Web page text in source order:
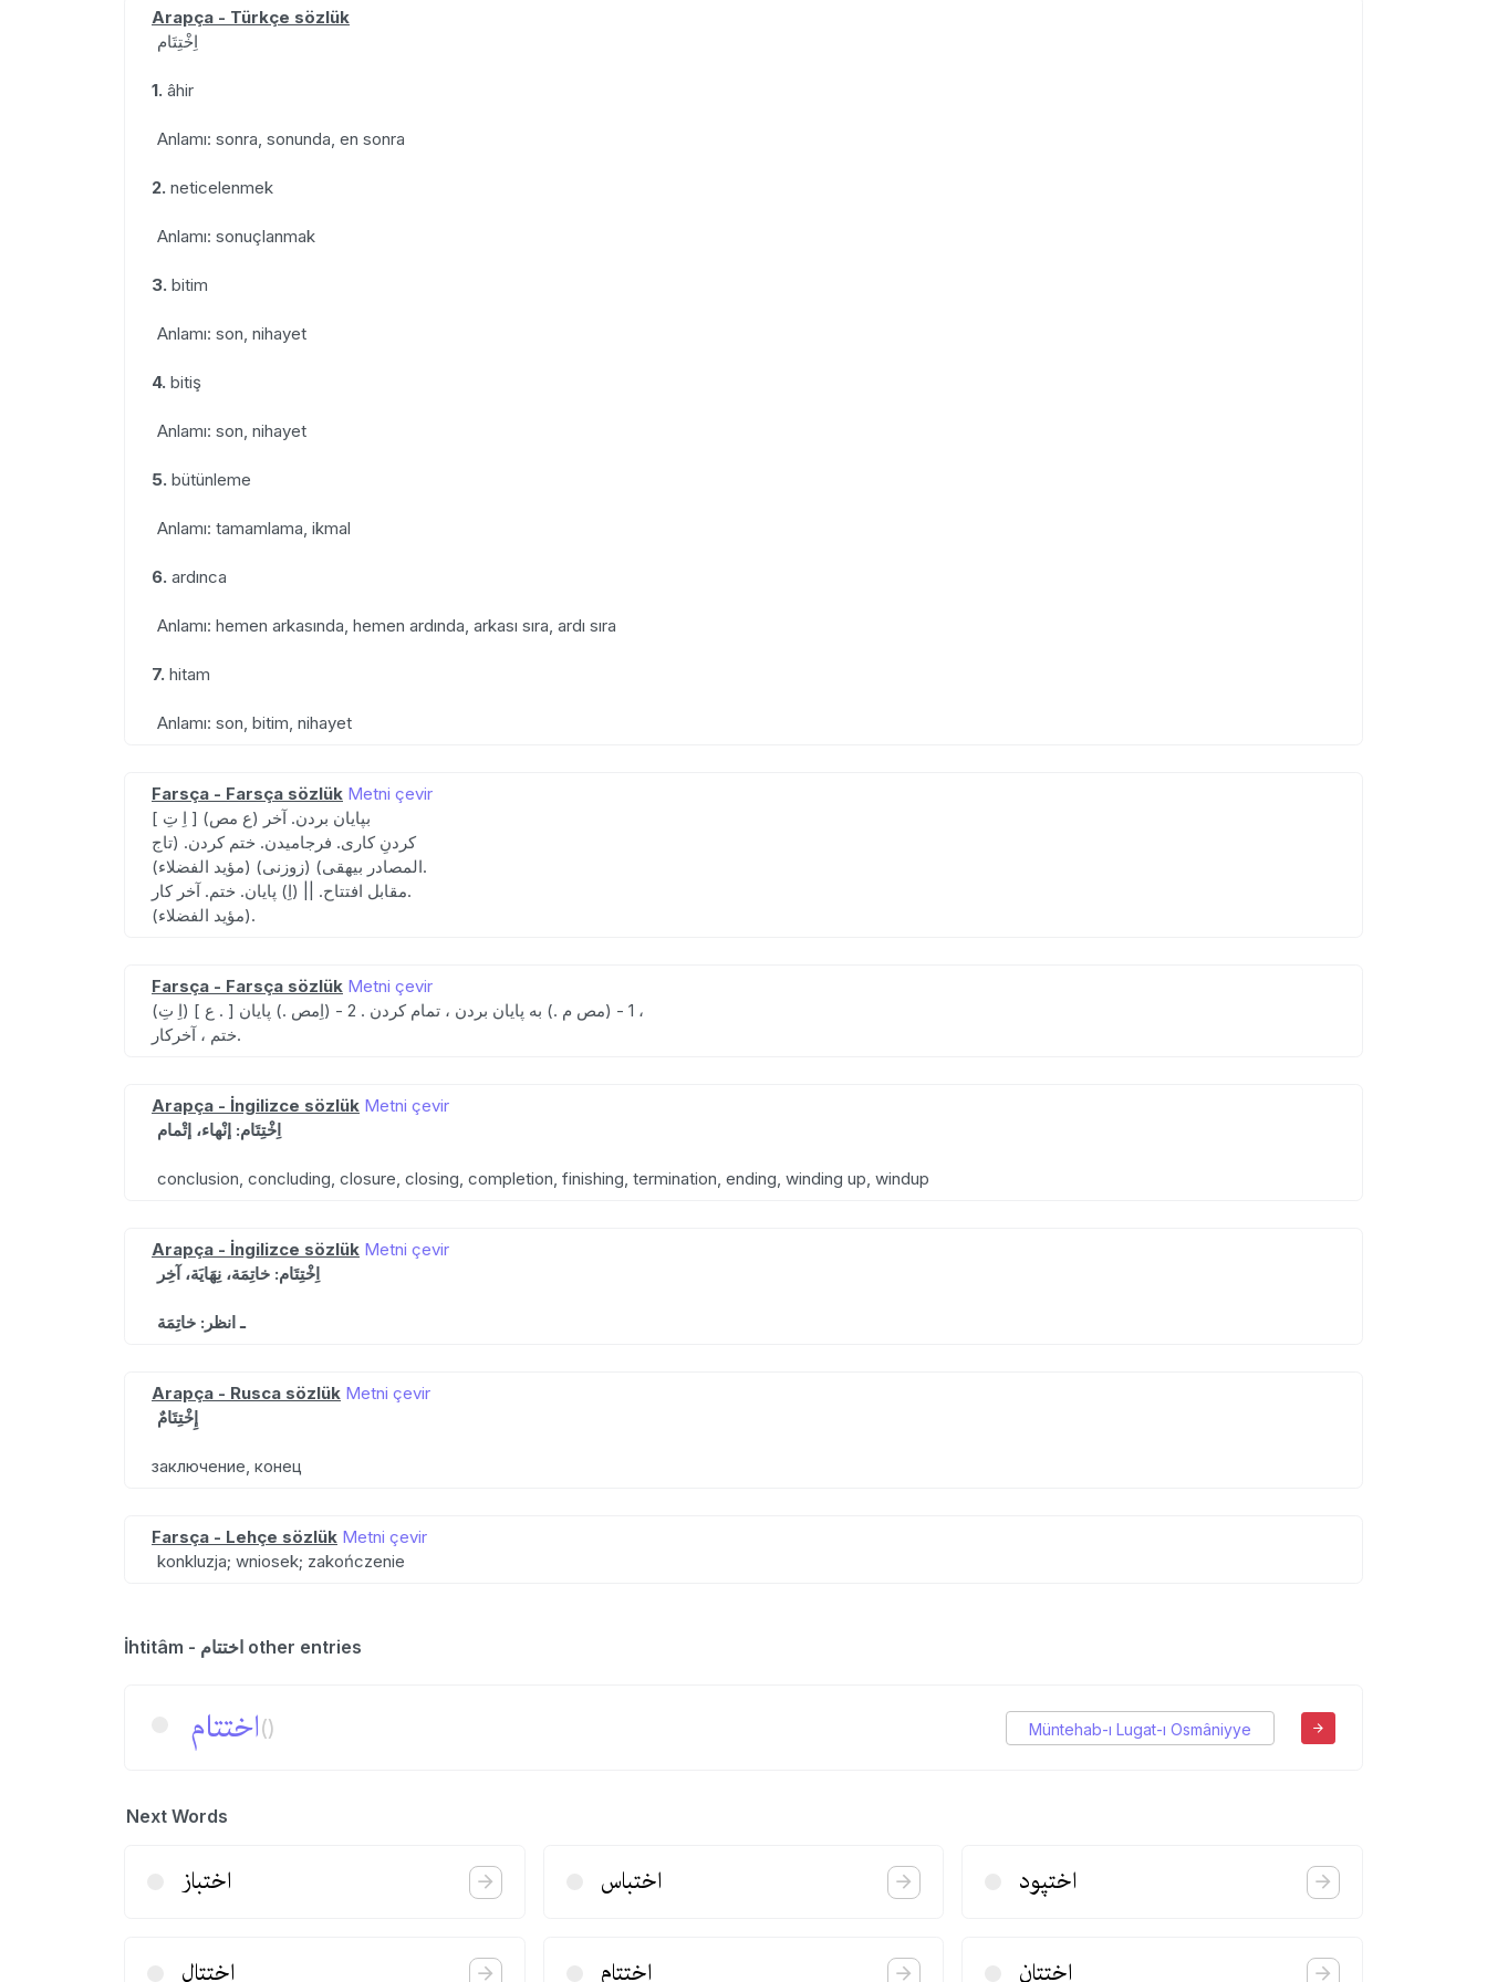
Arapça - Türkçe sözlük
اِخْتِتَام
1. âhir
Anlamı: sonra, sonunda, en sonra
2. neticelenmek
Anlamı: sonuçlanmak
3. bitim
Anlamı: son, nihayet
4. bitiş
Anlamı: son, nihayet
5. bütünleme
Anlamı: tamamlama, ikmal
6. ardınca
Anlamı: hemen arkasında, hemen ardında, arkası sıra, ardı sıra
7. hitam
Anlamı: son, bitim, nihayet
Farsça - Farsça sözlük Metni çevir
[ اِ تِ ] (ع مص) بپایان بردن. آخر
کردنِ کاری. فرجامیدن. ختم کردن. (تاج
المصادر بیهقی) (زوزنی) (مؤید الفضلاء).
مقابل افتتاح. || (اِ) پایان. ختم. آخر کار.
(مؤید الفضلاء).
Farsça - Farsça sözlük Metni çevir
(اِ تِ) [ ع . ] 1 - (مص م .) به پایان بردن ، تمام کردن . 2 - (اِمص .) پایان ،
ختم ، آخرکار.
Arapça - İngilizce sözlük Metni çevir
اِخْتِتَام: إنْهاء، إتْمام
conclusion, concluding, closure, closing, completion, finishing, termination, ending, winding up, windup
Arapça - İngilizce sözlük Metni çevir
اِخْتِتَام: خاتِمَة، نِهَايَة، آخِر
ـ انظر: خاتِمَة
Arapça - Rusca sözlük Metni çevir
إِخْتِتَامٌ
заключение, конец
Farsça - Lehçe sözlük Metni çevir
konkluzja; wniosek; zakończenie
İhtitâm - اختتام other entries
اختتام() Müntehab-ı Lugat-ı Osmâniyye
Next Words
اختباز اختباس اختپود
اختتال اختتام اختتان